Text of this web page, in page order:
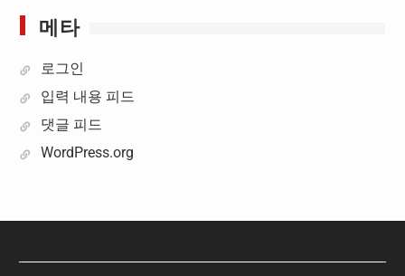
메타
로그인
입력 내용 피드
댓글 피드
WordPress.org